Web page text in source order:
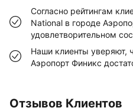
Согласно рейтингам
National в городе
удовлетворительном
Наши клиенты уверяют,
Аэропорт Финикс
Отзывов Клиентов